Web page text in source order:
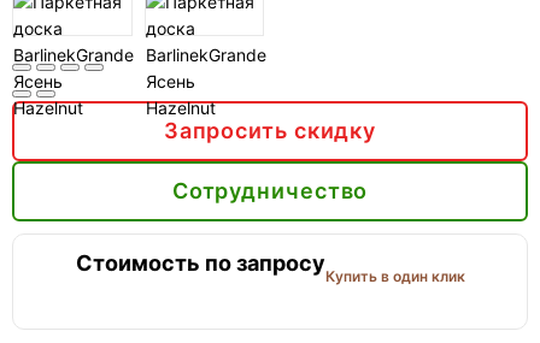
Запросить скидку
Сотрудничество
Стоимость по запросуКупить в один клик